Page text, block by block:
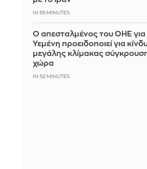
IN 55 MINUTES
Ο απεσταλμένος του ΟΗΕ για
Υεμένη προειδοποιεί για
μεγάλης κλίμακας
χώρα
IN 52 MINUTES